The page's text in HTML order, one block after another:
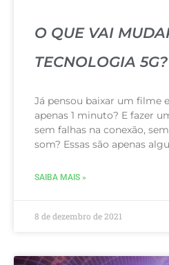
O QUE VAI
TECNOLOGIA 5G?
Já pensou baixar um filme
apenas 1 minuto? E fazer
sem falhas na conexão,
som? Essas são apenas
SAIBA MAIS »
8 de dezembro de 2021